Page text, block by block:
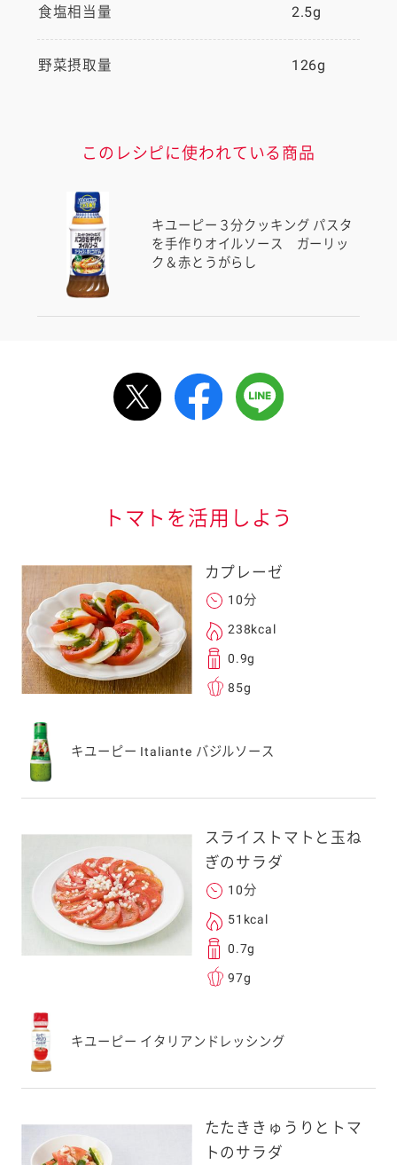
食塩相当量 2.5g
野菜摂取量 126g
このレシピに使われている商品
キユーピー３分クッキング パスタ
を手作りオイルソース ガーリッ
ク＆赤とうがらし
信する事ができ
身以外の方に送
送していただけ
元コードをス
ォンのカメラ
スマートフォン
ご利用ください。
ドメイン指定受信
トマトを活用しよう
カプレーゼ
10分
238kcal
0.9g
85g
キユーピー Italiante バジルソース
スライストマトと玉ね
ぎのサラダ
10分
51kcal
0.7g
97g
キユーピー イタリアンドレッシング
たたききゅうりとトマ
トのサラダ